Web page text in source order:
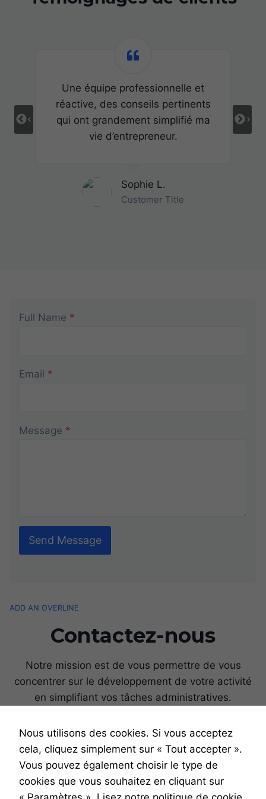
Une équipe professionnelle et
réactive, des conseils pertinents
qui ont grandement simplifié ma
vie d’entrepreneur.
Sophie L.
Customer Title
Full Name *
Email *
Message *
Send Message
ADD AN OVERLINE
Contactez-nous
Notre mission est de vous permettre de vous
concentrer sur le développement de votre activité
en simplifiant vos tâches administratives.
Nous utilisons des cookies. Si vous acceptez
cela, cliquez simplement sur « Tout accepter ».
Vous pouvez également choisir le type de
cookies que vous souhaitez en cliquant sur
Nécessaire
Ces cookies ne
sont pas
facultatifs. Ils
sont
nécessaires au